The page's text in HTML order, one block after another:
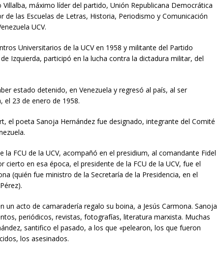
máximo líder del partido, Unión Republicana Democrática
de las Escuelas de Letras, Historia, Periodismo y Comunicación
UCV.
Universitarios de la UCV en 1958 y militante del Partido
Izquierda, participó en la lucha contra la dictadura militar, del
estado detenido, en Venezuela y regresó al país, al ser
el 23 de enero de 1958.
el poeta Sanoja Hernández fue designado, integrante del Comité
la FCU de la UCV, acompañó en el presidium, al comandante Fidel
cierto en esa época, el presidente de la FCU de la UCV, fue el
(quién fue ministro de la Secretaría de la Presidencia, en el
un acto de camaradería regalo su boina, a Jesús Carmona. Sanoja
periódicos, revistas, fotografías, literatura marxista. Muchas
santifico el pasado, a los que «pelearon, los que fueron
los asesinados.